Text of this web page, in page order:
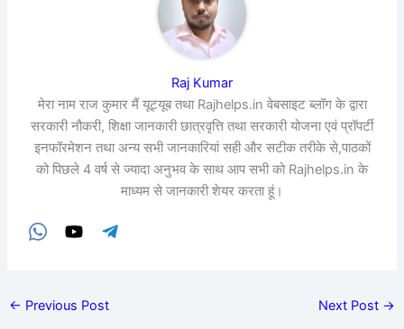
Raj Kumar
मेरा नाम राज कुमार मैं यूट्यूब तथा Rajhelps.in वेबसाइट ब्लॉग के द्वारा
सरकारी नौकरी, शिक्षा जानकारी छात्रवृत्ति तथा सरकारी योजना एवं प्रॉपर्टी
इनफॉरमेशन तथा अन्य सभी जानकारियां सही और सटीक तरीके से,पाठकों
को पिछले 4 वर्ष से ज्यादा अनुभव के साथ आप सभी को Rajhelps.in के
माध्यम से जानकारी शेयर करता हूं।
← Previous Post Next Post →